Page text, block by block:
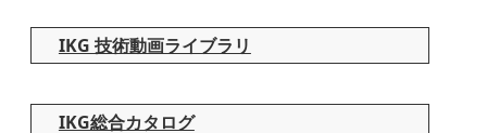
IKG 技術動画ライブラリ
IKG総合カタログ